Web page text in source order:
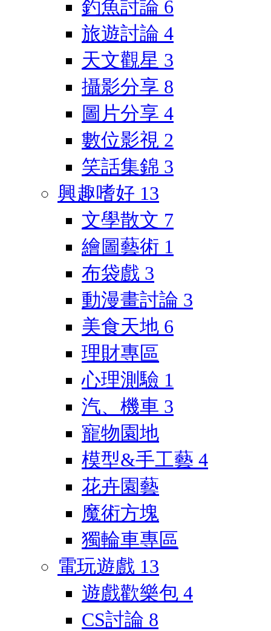
釣魚討論 6
旅遊討論 4
天文觀星 3
攝影分享 8
圖片分享 4
數位影視 2
笑話集錦 3
興趣嗜好 13
文學散文 7
繪圖藝術 1
布袋戲 3
動漫畫討論 3
美食天地 6
理財專區
心理測驗 1
汽、機車 3
寵物園地
模型&手工藝 4
花卉園藝
魔術方塊
獨輪車專區
電玩遊戲 13
遊戲歡樂包 4
CS討論 8